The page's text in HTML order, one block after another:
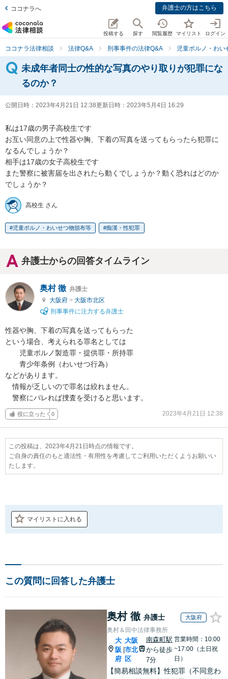
ココナラへ 弁護士の方はこちら
投稿する 探す 閲覧履歴 マイリスト ログイン
ココナラ法律相談 法律Q&A 刑事事件の法律Q&A 児童ポルノ・わ
未成年者同士の性的な写真のやり取りが犯罪にな
るのか？
公開日時： 2023年4月21日 12:38更新日時： 2023年5月4日 16:29
私は17歳の男子高校生です
お互い同意の上で性器や胸、下着の写真を送ってもらったら犯罪に
なるんでしょうか？
相手は17歳の女子高校生です
また警察に被害届を出されたら動くでしょうか？動く恐れはどのか
でしょうか？
高校生 さん
児童ポルノ・わいせつ物頒布等 痴漢・性犯罪
弁護士からの回答タイムライン
奥村 徹 弁護士
大阪府 > 大阪市北区
刑事事件に注力する弁護士
性器や胸、下着の写真を送ってもらった
という場合、考えられる罪名としては
児童ポルノ製造罪・提供罪・所持罪
青少年条例（わいせつ行為）
などがあります。
情報が乏しいので罪名は絞れません。
警察にバレれば捜査を受けると思います。
役に立った 0 2023年4月21日 12:38
この投稿は、2023年4月21日時点の情報です。
ご自身の責任のもと適法性・有用性を考慮してご利用いただくようお願いい
たします。
マイリストに入れる
この質問に回答した弁護士
奥村 徹 弁護士 大阪府
奥村＆田中法律事務所
大
阪
府
大阪
市北
区
南森町駅
から徒歩
7分
営業時間：10:00
~17:00（土日祝
日）
【簡易相談無料】性犯罪（不同意わ